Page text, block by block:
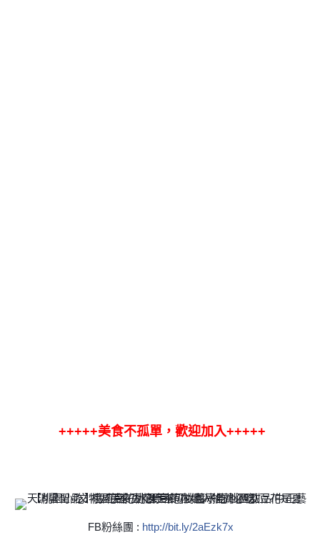
+++++美食不孤單，歡迎加入+++++
FB粉絲團 : http://bit.ly/2aEzk7x